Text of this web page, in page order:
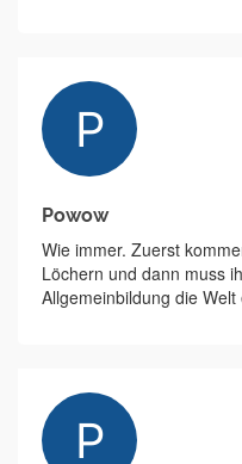
Powow
Wie immer. Zuerst
Löchern und dann muss
Allgemeinbildung die Welt